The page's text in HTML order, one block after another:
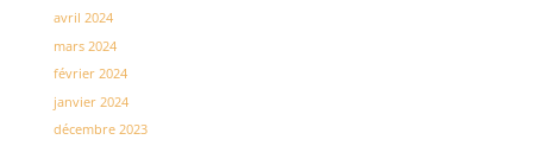
avril 2024
mars 2024
février 2024
janvier 2024
décembre 2023